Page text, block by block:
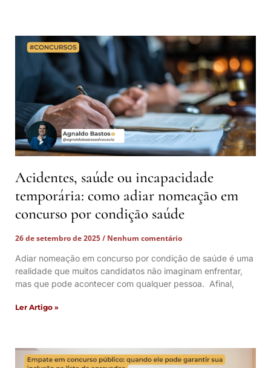
Acidentes, saúde ou incapacidade
temporária: como adiar nomeação em
concurso por condição saúde
26 de setembro de 2025
Nenhum comentário
Adiar nomeação em concurso por condição de saúde é uma
realidade que muitos candidatos não imaginam enfrentar,
mas que pode acontecer com qualquer pessoa. Afinal,
Ler Artigo »